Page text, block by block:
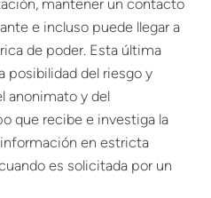
mantener un contacto
e incluso puede llegar a
de poder. Esta última
posibilidad del riesgo y
anonimato y del
que recibe e investiga la
en estricta
es solicitada por un